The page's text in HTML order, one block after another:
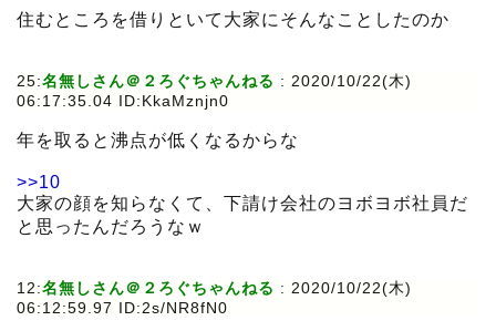
住むところを借りといて大家にそんなことしたのか
25:名無しさん＠２ろぐちゃんねる : 2020/10/22(木)
06:17:35.04 ID:KkaMznjn0
年を取ると沸点が低くなるからな
>>10
大家の顔を知らなくて、下請け会社のヨボヨボ社員だ
と思ったんだろうなｗ
12:名無しさん＠２ろぐちゃんねる : 2020/10/22(木)
06:12:59.97 ID:2s/NR8fN0